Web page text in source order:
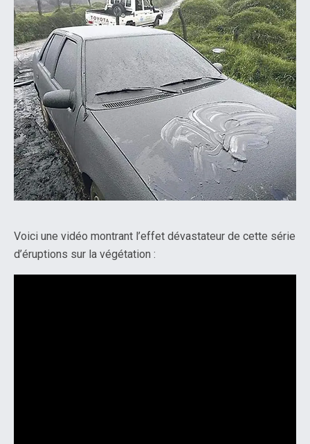
Voici une vidéo montrant l’effet dévastateur de cette série
d’éruptions sur la végétation :